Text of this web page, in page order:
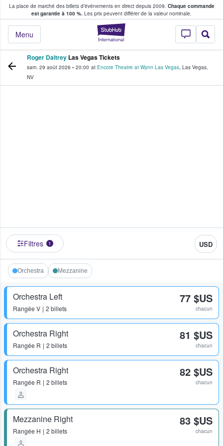
La place de marché des billets d’événements en direct depuis 2009. Chaque commande
est garantie à 100 %. Les prix peuvent différer de la valeur nominale.
StubHub - Où
Menu
fans achètent et vendent des billets
Roger Daltrey Las Vegas Tickets
sam. 29 août 2026 • 20:00 at Encore Theatre at Wynn Las Vegas, Las Vegas,
NV
Filtres 1 USD
Orchestra Mezzanine
Orchestra Left
Rangée V 2 billets
77 $US
chacun
Orchestra Right
Rangée R 2 billets
81 $US
chacun
Orchestra Right
Rangée R 2 billets
82 $US
chacun
Mezzanine Right
Rangée H 2 billets
83 $US
chacun